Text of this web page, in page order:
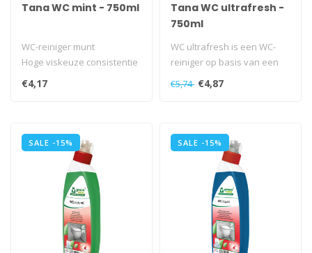
Tana WC mint - 750ml
WC-reiniger munt
Hoge viskeuze consistentie
Gebruiksvriendelijk
€4,17
Tana WC ultrafresh -
750ml
WC ultrafresh is een WC-
reiniger op basis van een
specifieke combinatie van
€5,74 €4,87
SALE -15% SALE -15%